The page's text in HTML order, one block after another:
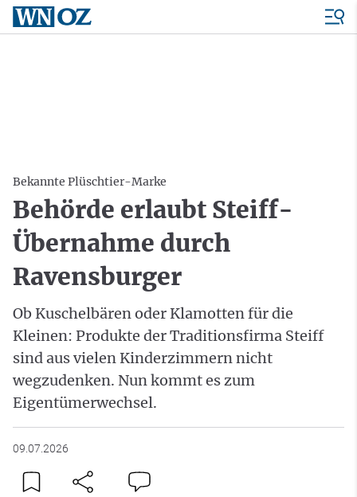
Bekannte Plüschtier-Marke
Behörde erlaubt Steiff-
Übernahme durch
Ravensburger
Ob Kuschelbären oder Klamotten für die
Kleinen: Produkte der Traditionsfirma Steiff
sind aus vielen Kinderzimmern nicht
wegzudenken. Nun kommt es zum
Eigentümerwechsel.
09.07.2026